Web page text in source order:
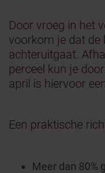
Door vroeg in het
voorkom je dat de
achteruitgaat.
perceel kun je
april is hiervoor
Een praktische
Meer dan 80%